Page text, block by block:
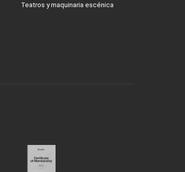
Teatros y maquinaria escénica